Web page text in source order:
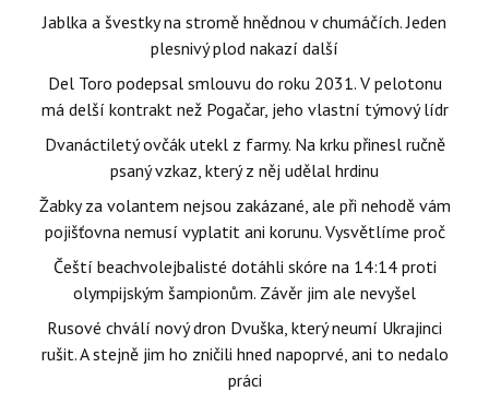
Jablka a švestky na stromě hnědnou v chumáčích. Jeden
plesnivý plod nakazí další
Del Toro podepsal smlouvu do roku 2031. V pelotonu
má delší kontrakt než Pogačar, jeho vlastní týmový lídr
Dvanáctiletý ovčák utekl z farmy. Na krku přinesl ručně
psaný vzkaz, který z něj udělal hrdinu
Žabky za volantem nejsou zakázané, ale při nehodě vám
pojišťovna nemusí vyplatit ani korunu. Vysvětlíme proč
Čeští beachvolejbalisté dotáhli skóre na 14:14 proti
olympijským šampionům. Závěr jim ale nevyšel
Rusové chválí nový dron Dvuška, který neumí Ukrajinci
rušit. A stejně jim ho zničili hned napoprvé, ani to nedalo
práci